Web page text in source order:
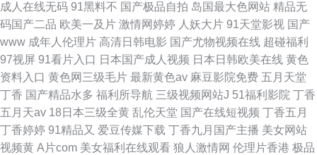
成人在线无码 91黑料不 国产极品自拍 岛国最大色网站 精品无
码国产二品 欧美一及片 激情网婷婷 人妖大片 91天堂影视 国产
www 成年人伦理片 高清日韩电影 国产尤物视频在线 超碰福利
97视屏 91看片入口 日本国产成人视频 日本日韩欧美在线 黄色
资料入口 黄色网三级毛片 最新黄色av 麻豆影院免费 五月天堂
丁香 国产精品水多 福利所导航 三级视频网站J 51福利影院 丁香
五月天av 18日本三级全黄 乱伦天堂 国产在线短视频 丁香五月
丁香婷婷 91精品又 爱豆传媒下载 丁香九月国产主播 美女网站
视频黄 A片com 美女福利在线观看 狼人激情网 伦理片香港 极品